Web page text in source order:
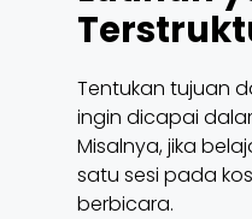
Tentukan tujuan
ingin dicapai
Misalnya, jika
satu sesi pada
berbicara.